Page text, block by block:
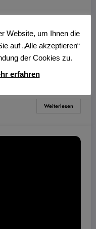
Dülmen
Das neue
aufgeführt.
Weiterlesen
Website, um Ihnen die
auf „Alle akzeptieren“
der Cookies zu.
erfahren